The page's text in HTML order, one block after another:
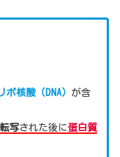
ボ核酸（DNA） が含
転写された後に蛋白質